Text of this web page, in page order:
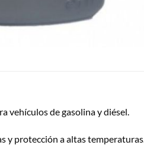
vehículos de gasolina y diésel.
y protección a altas temperaturas.